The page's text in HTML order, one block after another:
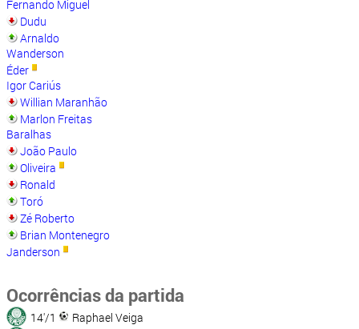
Fernando Miguel
Dudu
Arnaldo
Wanderson
Éder
Igor Cariús
Willian Maranhão
Marlon Freitas
Baralhas
João Paulo
Oliveira
Ronald
Toró
Zé Roberto
Brian Montenegro
Janderson
Ocorrências da partida
14'/1
Raphael Veiga